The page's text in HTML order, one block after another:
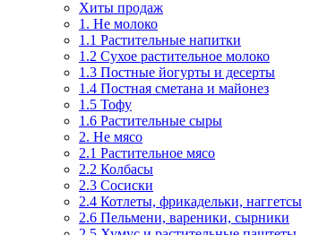
Хиты продаж
1. Не молоко
1.1 Растительные напитки
1.2 Сухое растительное молоко
1.3 Постные йогурты и десерты
1.4 Постная сметана и майонез
1.5 Тофу
1.6 Растительные сыры
2. Не мясо
2.1 Растительное мясо
2.2 Колбасы
2.3 Сосиски
2.4 Котлеты, фрикадельки, наггетсы
2.6 Пельмени, вареники, сырники